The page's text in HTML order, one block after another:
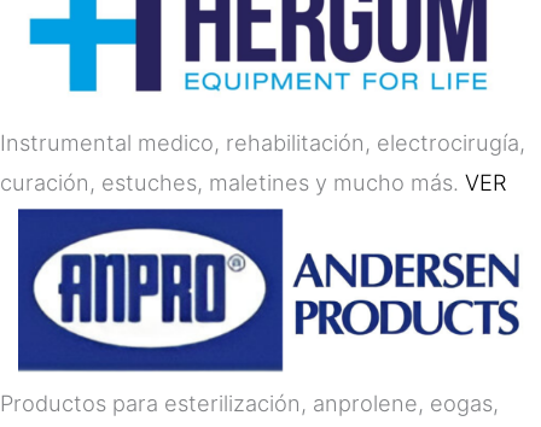
Instrumental medico, rehabilitación, electrocirugía,
curación, estuches, maletines y mucho más. VER
Productos para esterilización, anprolene, eogas,